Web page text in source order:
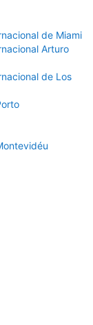
de Miami
Arturo
de Los